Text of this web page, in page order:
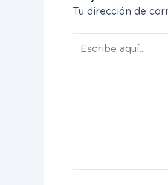
Tu dirección de
aquí...